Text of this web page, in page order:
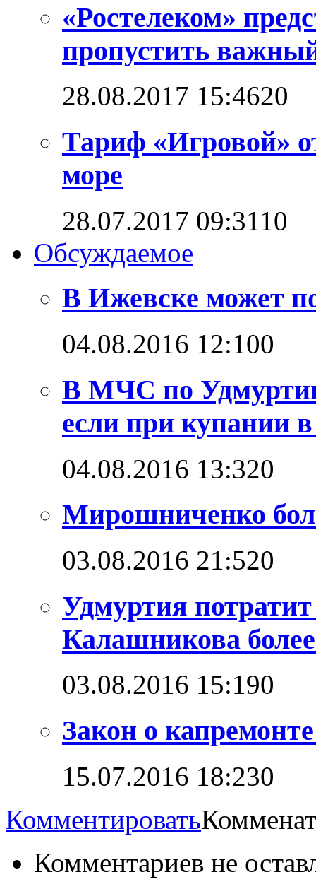
«Ростелеком»
пропустить
28.08.2017 15:4620
Тариф «Игровой»
море
28.07.2017 09:3110
Обсуждаемое
В Ижевске может
04.08.2016 12:100
В МЧС по
если при купании
04.08.2016 13:320
Мирошниченко
03.08.2016 21:520
Удмуртия
Калашникова
03.08.2016 15:190
Закон о
15.07.2016 18:230
Комментировать
Комментариев не